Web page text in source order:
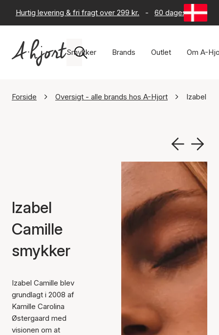
Hurtig levering & fri fragt over 299 kr. - 60 dages returret
Smykker Brands Outlet Om A-
Forside Oversigt - alle brands hos A-Hjort Izabel
Izabel
Camille
smykker
Izabel Camille blev
grundlagt i 2008 af
Kamille Carolina
Østergaard med
visionen om at